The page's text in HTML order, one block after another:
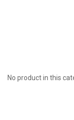
No product in this